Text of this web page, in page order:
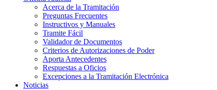
Acerca de la Tramitación
Preguntas Frecuentes
Instructivos y Manuales
Tramite Fácil
Validador de Documentos
Criterios de Autorizaciones de Poder
Aporta Antecedentes
Respuestas a Oficios
Excepciones a la Tramitación Electrónica
Noticias